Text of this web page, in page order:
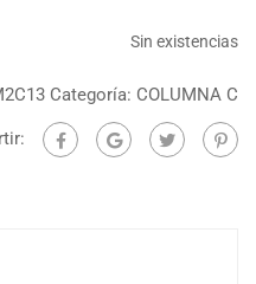
Sin existencias
Categoría: COLUMNA C